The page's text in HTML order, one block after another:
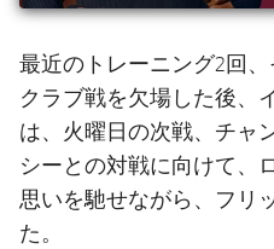
最近のトレーニング2回
クラブ戦を欠場した後、
は、火曜日の次戦、チャ
シーとの対戦に向けて、
思いを馳せながら、フリ
た。